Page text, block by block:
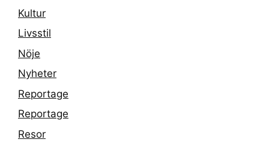
Kultur
Livsstil
Nöje
Nyheter
Reportage
Reportage
Resor